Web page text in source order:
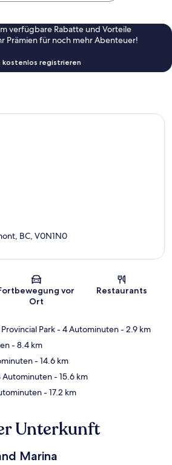
verfügbare Rabatte und Vorteile
Prämien für noch mehr Abenteuer!
registrieren
Karte
BC, V0N1N0
vor
Ort
Restaurants
Park- 4 Autominuten- 2.9 km
- 8.4 km
- 14.6 km
Autominuten- 15.6 km
- 17.2 km
Unterkunft
Marina